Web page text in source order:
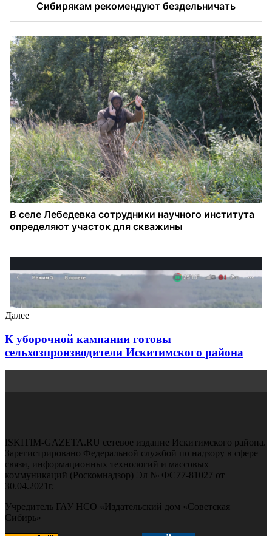
Далее
К уборочной кампании готовы
сельхозпроизводители Искитимского района
ISKITIM-GAZETA.RU сетевое издание Искитимского района.
Зарегистрировано Федеральной службой по надзору в сфере
связи, информационных технологий и массовых
коммуникаций (Роскомнадзор) Эл № ФС77-81027 от
30.04.2021г.
Учредитель ГАУ НСО «Издательский дом «Советская
Сибирь»